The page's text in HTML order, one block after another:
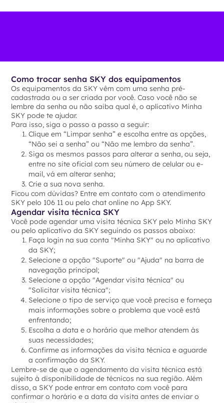
Como trocar senha SKY dos equipamentos
Os equipamentos da SKY vêm com uma senha pré-
cadastrada ou a ser criada por você. Caso você não se
lembre da senha ou não saiba qual é, o aplicativo Minha
SKY pode te ajudar.
Para isso, siga o passo a passo a seguir:
Clique em “Limpar senha” e escolha entre as opções,
“Não sei a senha” ou “Não me lembro da senha”.
Siga os mesmos passos para alterar a senha, ou seja,
entre no site oficial com seu número de celular ou e-
mail, vá em alterar senha;
Crie a sua nova senha.
Ficou com dúvidas? Entre em contato com o atendimento
SKY pelo 106 11 ou pelo chat online no App SKY.
Agendar visita técnica SKY
Você pode agendar uma visita técnica SKY pelo Minha SKY
ou pelo aplicativo da SKY seguindo os passos abaixo:
Faça login na sua conta "Minha SKY" ou no aplicativo
da SKY;
Selecione a opção "Suporte" ou "Ajuda" na barra de
navegação principal;
Selecione a opção "Agendar visita técnica" ou
"Solicitar visita técnica";
Selecione o tipo de serviço que você precisa e forneça
mais informações sobre o problema que você está
enfrentando;
Escolha a data e o horário que melhor atendem às
suas necessidades;
Confirme as informações da visita técnica e aguarde
a confirmação da SKY.
Lembre-se de que o agendamento da visita técnica está
sujeito à disponibilidade de técnicos na sua região. Além
disso, a SKY pode entrar em contato com você para
confirmar o horário e a data da visita antes de enviar o